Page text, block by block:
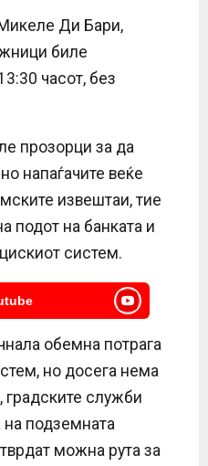
Ди Бари,
биле
часот, без
прозорци за да
напаѓачите веќе
извештаи, тие
подот на банката и
систем.
обемна потрага
но досега нема
служби
подземната
можна рута за